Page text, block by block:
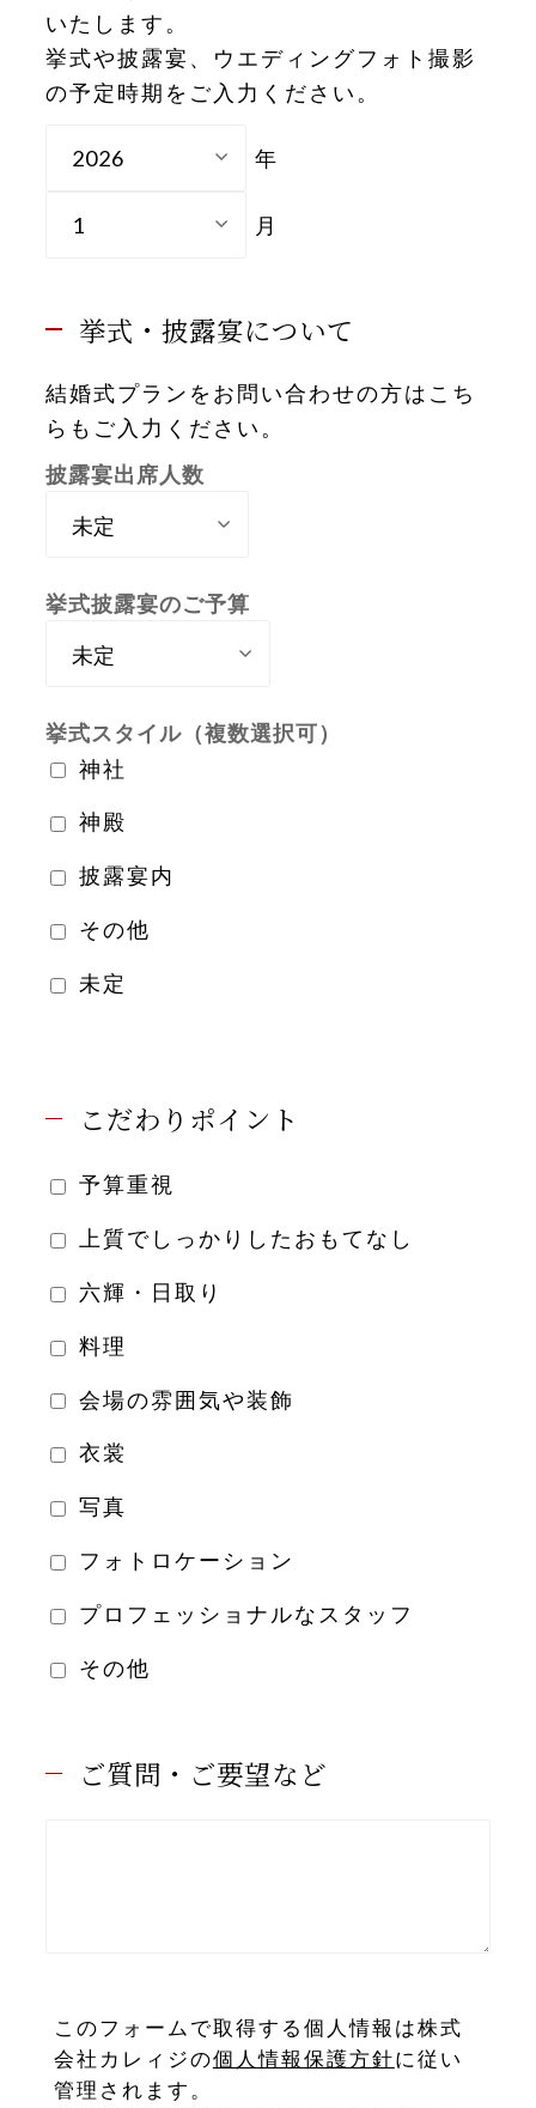
いたします。
挙式や披露宴、ウエディングフォト撮影
の予定時期をご入力ください。
年
月
挙式・披露宴について
結婚式プランをお問い合わせの方はこち
らもご入力ください。
披露宴出席人数
挙式披露宴のご予算
挙式スタイル（複数選択可）
神社
神殿
披露宴内
その他
未定
こだわりポイント
予算重視
上質でしっかりしたおもてなし
六輝・日取り
料理
会場の雰囲気や装飾
衣裳
写真
フォトロケーション
プロフェッショナルなスタッフ
その他
ご質問・ご要望など
このフォームで取得する個人情報は株式
会社カレィジの個人情報保護方針に従い
管理されます。